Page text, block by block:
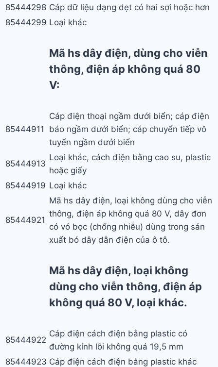
85444298 Cáp dữ liệu dạng dẹt có hai sợi hoặc hơn
85444299 Loại khác
Mã hs dây điện, dùng cho viễn
thông, điện áp không quá 80
V:
85444911
Cáp điện thoại ngầm dưới biển; cáp điện
báo ngầm dưới biển; cáp chuyển tiếp vô
tuyến ngầm dưới biển
85444913
Loại khác, cách điện bằng cao su, plastic
hoặc giấy
85444919 Loại khác
85444921
Mã hs dây điện, loại không dùng cho viễn
thông, điện áp không quá 80 V, dây đơn
có vỏ bọc (chống nhiễu) dùng trong sản
xuất bó dây dẫn điện của ô tô.
Mã hs dây điện, loại không
dùng cho viễn thông, điện áp
không quá 80 V, loại khác.
85444922
Cáp điện cách điện bằng plastic có
đường kính lõi không quá 19,5 mm
85444923 Cáp điện cách điện bằng plastic khác